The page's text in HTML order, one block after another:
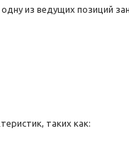
одну из ведущих позиций
таких как: